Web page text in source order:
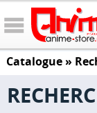
Catalogue»